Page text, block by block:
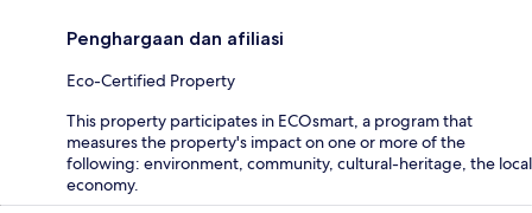
Penghargaan dan afiliasi
Eco-Certified Property
This property participates in ECOsmart, a program that
measures the property's impact on one or more of the
following: environment, community, cultural-heritage, the local
economy.